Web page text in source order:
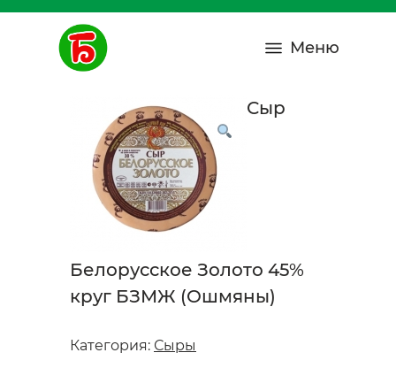
Меню
Сыр
Белорусское Золото 45%
круг БЗМЖ (Ошмяны)
Категория: Сыры